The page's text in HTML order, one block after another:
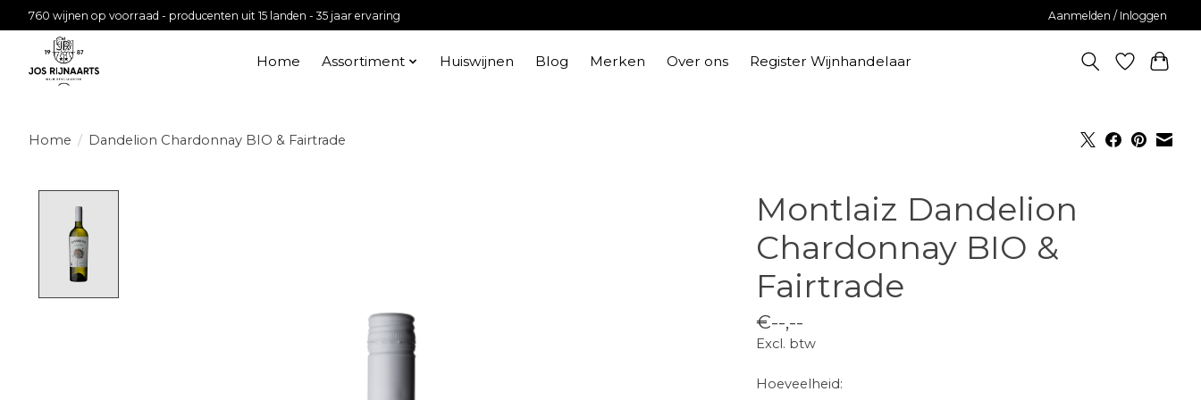
760 wijnen op voorraad - producenten uit 15 landen - 35 jaar ervaring Aanmelden / Inloggen
Home Assortiment Huiswijnen Blog Merken Over ons Register Wijnhandelaar
Home / Dandelion Chardonnay BIO & Fairtrade
Montlaiz Dandelion
Chardonnay BIO &
Fairtrade
€--,--
Excl. btw
Hoeveelheid: